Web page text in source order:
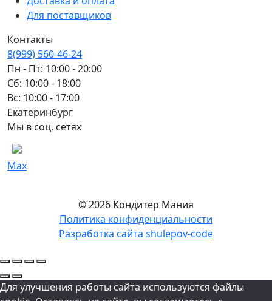
Для поставщиков
Контакты
8(999) 560-46-24
Пн - Пт: 10:00 - 20:00
Сб: 10:00 - 18:00
Вс: 10:00 - 17:00
Екатеринбург
Мы в соц. сетях
Max
© 2026 Кондитер Мания
Политика конфиденциальности
Разработка сайта shulepov-code
Для улучшения работы сайта используются файлы